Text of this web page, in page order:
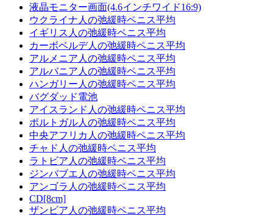
液晶モニター画面(4.6インチワイド16:9)
ウクライナ人の弛緩時ペニス平均
イギリス人の弛緩時ペニス平均
カーボベルデ人の弛緩時ペニス平均
アルメニア人の弛緩時ペニス平均
アルバニア人の弛緩時ペニス平均
ハンガリー人の弛緩時ペニス平均
バグダッド電池
アイスランド人の弛緩時ペニス平均
ポルトガル人の弛緩時ペニス平均
中央アフリカ人の弛緩時ペニス平均
チャド人の弛緩時ペニス平均
ラトビア人の弛緩時ペニス平均
ジンバブエ人の弛緩時ペニス平均
アンゴラ人の弛緩時ペニス平均
CD[8cm]
ザンビア人の弛緩時ペニス平均